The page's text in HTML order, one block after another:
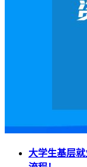
大学生基层